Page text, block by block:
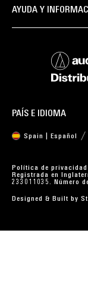
AYUDA Y
PAÍS E IDIOMA
Spain | Español
Política de privacidad
Registrada en
233011035. Número
Designed & Built by